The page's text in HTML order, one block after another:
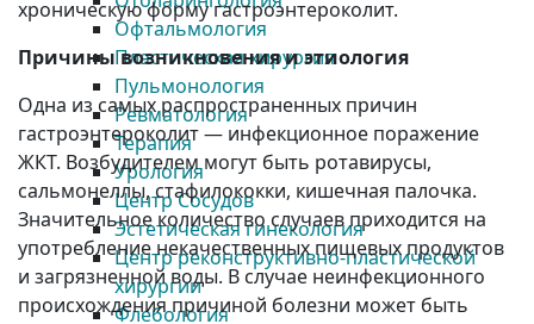
Офтальмология
Пластическая хирургия
Пульмонология
Ревматология
Терапия
Урология
Центр Сосудов
Эстетическая гинекология
Центр реконструктивно-пластической
хирургии
Флебология
хроническую форму гастроэнтероколит.
Причины возникновения и этиология
Одна из самых распространенных причин
гастроэнтероколит — инфекционное поражение
ЖКТ. Возбудителем могут быть ротавирусы,
сальмонеллы, стафилококки, кишечная палочка.
Значительное количество случаев приходится на
употребление некачественных пищевых продуктов
и загрязненной воды. В случае неинфекционного
происхождения причиной болезни может быть